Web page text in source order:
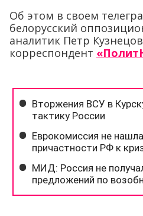
Об этом в своем
белорусский
аналитик Петр
корреспондент